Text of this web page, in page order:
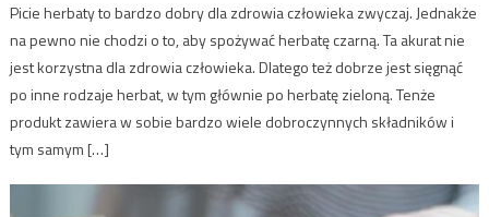
Picie herbaty to bardzo dobry dla zdrowia człowieka zwyczaj. Jednakże
na pewno nie chodzi o to, aby spożywać herbatę czarną. Ta akurat nie
jest korzystna dla zdrowia człowieka. Dlatego też dobrze jest sięgnąć
po inne rodzaje herbat, w tym głównie po herbatę zieloną. Tenże
produkt zawiera w sobie bardzo wiele dobroczynnych składników i
tym samym […]